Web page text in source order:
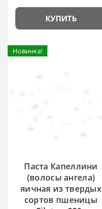
КУПИТЬ
Новинка!
Паста Капеллини
(волосы ангела)
яичная из твердых
сортов пшеницы